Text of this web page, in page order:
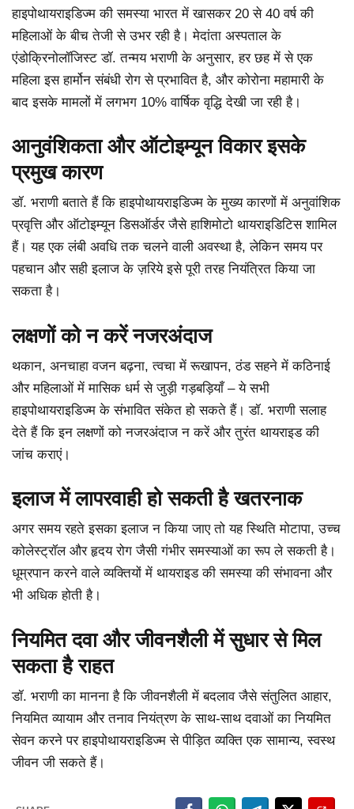
हाइपोथायराइडिज्म की समस्या भारत में खासकर 20 से 40 वर्ष की
महिलाओं के बीच तेजी से उभर रही है। मेदांता अस्पताल के
एंडोक्रिनोलॉजिस्ट डॉ. तन्मय भराणी के अनुसार, हर छह में से एक
महिला इस हार्मोन संबंधी रोग से प्रभावित है, और कोरोना महामारी के
बाद इसके मामलों में लगभग 10% वार्षिक वृद्धि देखी जा रही है।
आनुवंशिकता और ऑटोइम्यून विकार इसके
प्रमुख कारण
डॉ. भराणी बताते हैं कि हाइपोथायराइडिज्म के मुख्य कारणों में अनुवांशिक
प्रवृत्ति और ऑटोइम्यून डिसऑर्डर जैसे हाशिमोटो थायराइडिटिस शामिल
हैं। यह एक लंबी अवधि तक चलने वाली अवस्था है, लेकिन समय पर
पहचान और सही इलाज के ज़रिये इसे पूरी तरह नियंत्रित किया जा
सकता है।
लक्षणों को न करें नजरअंदाज
थकान, अनचाहा वजन बढ़ना, त्वचा में रूखापन, ठंड सहने में कठिनाई
और महिलाओं में मासिक धर्म से जुड़ी गड़बड़ियाँ – ये सभी
हाइपोथायराइडिज्म के संभावित संकेत हो सकते हैं। डॉ. भराणी सलाह
देते हैं कि इन लक्षणों को नजरअंदाज न करें और तुरंत थायराइड की
जांच कराएं।
इलाज में लापरवाही हो सकती है खतरनाक
अगर समय रहते इसका इलाज न किया जाए तो यह स्थिति मोटापा, उच्च
कोलेस्ट्रॉल और हृदय रोग जैसी गंभीर समस्याओं का रूप ले सकती है।
धूम्रपान करने वाले व्यक्तियों में थायराइड की समस्या की संभावना और
भी अधिक होती है।
नियमित दवा और जीवनशैली में सुधार से मिल
सकता है राहत
डॉ. भराणी का मानना है कि जीवनशैली में बदलाव जैसे संतुलित आहार,
नियमित व्यायाम और तनाव नियंत्रण के साथ-साथ दवाओं का नियमित
सेवन करने पर हाइपोथायराइडिज्म से पीड़ित व्यक्ति एक सामान्य, स्वस्थ
जीवन जी सकते हैं।